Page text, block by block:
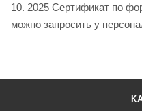
10. 2025 Сертификат по
можно запросить у